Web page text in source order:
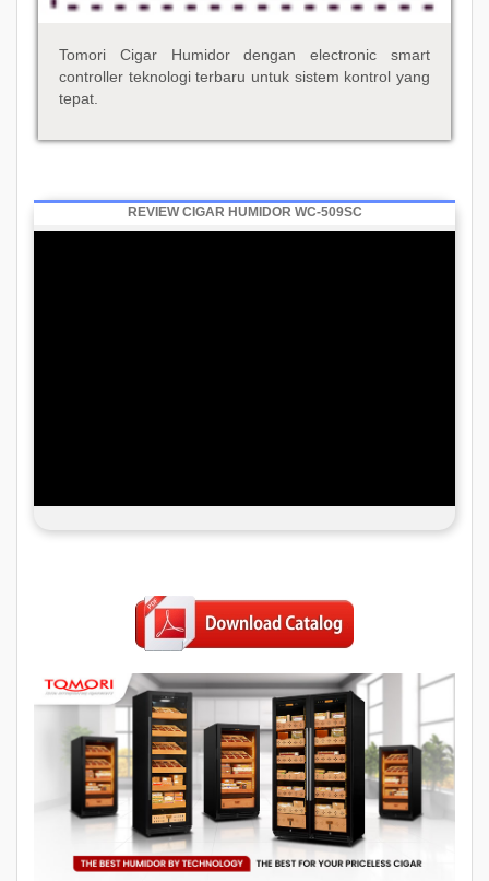
Tomori Cigar Humidor dengan electronic smart
controller teknologi terbaru untuk sistem kontrol yang
tepat.
REVIEW CIGAR HUMIDOR WC-509SC